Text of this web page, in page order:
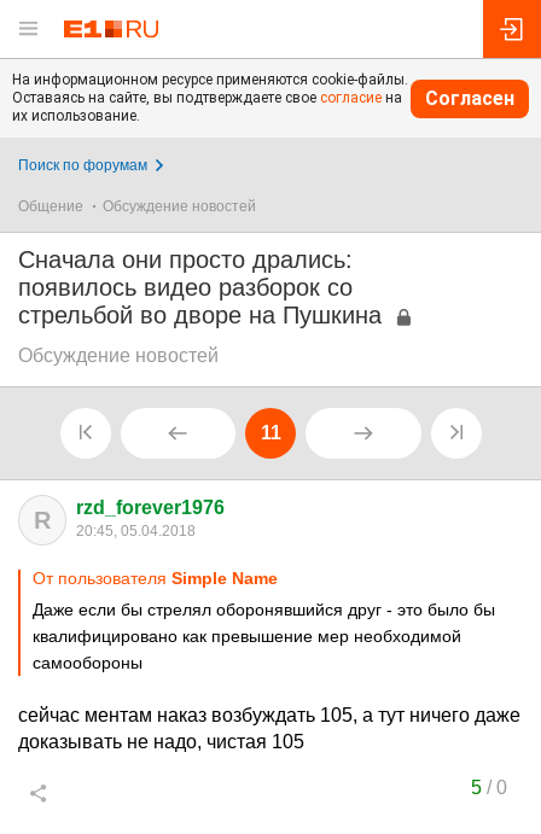
На информационном ресурсе применяются cookie-файлы.
Оставаясь на сайте, вы подтверждаете свое согласие на
их использование.
Согласен
Поиск по форумам
Общение Обсуждение новостей
Сначала они просто дрались:
появилось видео разборок со
стрельбой во дворе на Пушкина
Обсуждение новостей
11
R rzd_forever1976
20:45, 05.04.2018
От пользователя Simple Name
Даже если бы стрелял оборонявшийся друг - это было бы
квалифицировано как превышение мер необходимой
самообороны
сейчас ментам наказ возбуждать 105, а тут ничего даже
доказывать не надо, чистая 105
5/0